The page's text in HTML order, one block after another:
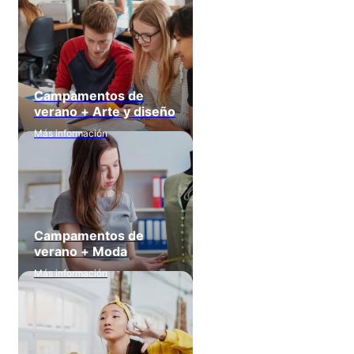
Campamentos de
verano + Arte y diseño
Más información
Campamentos de
verano + Moda
Más información